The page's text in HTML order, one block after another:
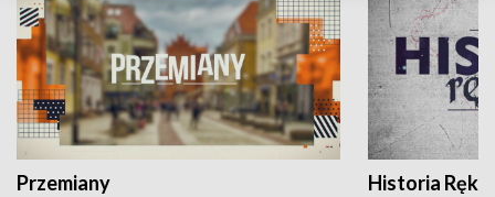
Przemiany Historia Ręką